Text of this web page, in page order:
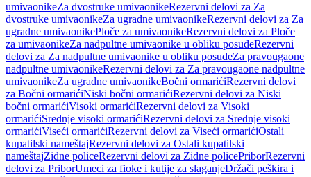
umivaonikeZa dvostruke umivaonikeRezervni delovi za Za
dvostruke umivaonikeZa ugradne umivaonikeRezervni delovi za Za
ugradne umivaonikePloče za umivaonikeRezervni delovi za Ploče
za umivaonikeZa nadpultne umivaonike u obliku posudeRezervni
delovi za Za nadpultne umivaonike u obliku posudeZa pravougaone
nadpultne umivaonikeRezervni delovi za Za pravougaone nadpultne
umivaonikeZa ugradne umivaonikeBočni ormarićiRezervni delovi
za Bočni ormarićiNiski bočni ormarićiRezervni delovi za Niski
bočni ormarićiVisoki ormarićiRezervni delovi za Visoki
ormarićiSrednje visoki ormarićiRezervni delovi za Srednje visoki
ormarićiViseći ormarićiRezervni delovi za Viseći ormarićiOstali
kupatilski nameštajRezervni delovi za Ostali kupatilski
nameštajZidne policeRezervni delovi za Zidne policePriborRezervni
delovi za PriborUmeci za fioke i kutije za slaganjeDržači peškira i